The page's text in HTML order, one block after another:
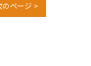
のページ >